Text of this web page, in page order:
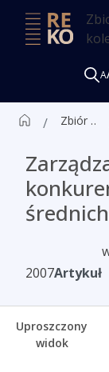
A
Zbiór czasopism ALK
2007Artykuł
Uproszczony
widok